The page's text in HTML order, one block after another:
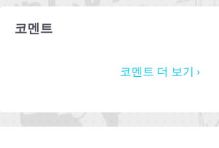
코멘트
코멘트 더 보기 ›